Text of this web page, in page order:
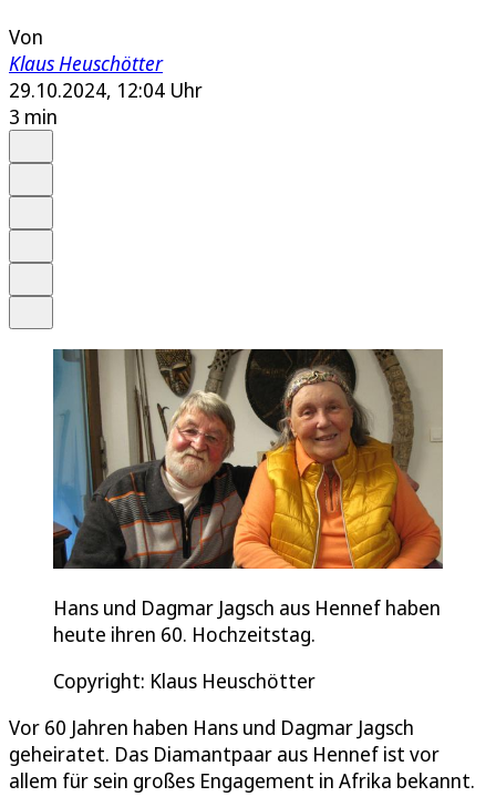
Von
Klaus Heuschötter
29.10.2024, 12:04 Uhr
3 min
Hans und Dagmar Jagsch aus Hennef haben
heute ihren 60. Hochzeitstag.
Copyright: Klaus Heuschötter
Vor 60 Jahren haben Hans und Dagmar Jagsch
geheiratet. Das Diamantpaar aus Hennef ist vor
allem für sein großes Engagement in Afrika bekannt.